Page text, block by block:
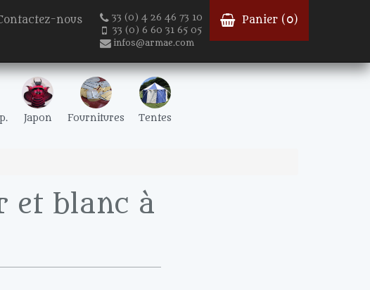
nous
33 (0) 4 26 46 73 10
33 (0) 6 60 31 65 05
infos@armae.com
Panier ( 0)
Japon Fournitures Tentes
et blanc à